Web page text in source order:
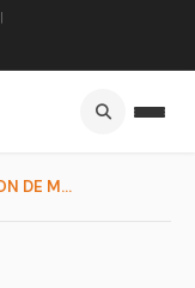
|
LOPOU / INSTALLATION DE METCHR-RERR : ADJÉ SILAS METCH PRÔNE...